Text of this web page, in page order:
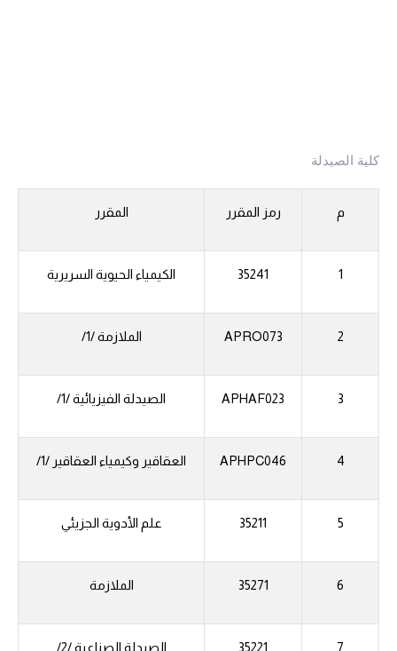
كلية الصيدلة
م رمز المقرر المقرر
1
35241 الكيمياء الحيوية السريرية
2
APRO073 الملازمة /1/
3
APHAF023 الصيدلة الفيزيائية /1/
4
APHPC046 العقاقير وكيمياء العقاقير /1/
5
35211 علم الأدوية الجزيئي
6
35271 الملازمة
7
35221 الصيدلة الصناعية /2/